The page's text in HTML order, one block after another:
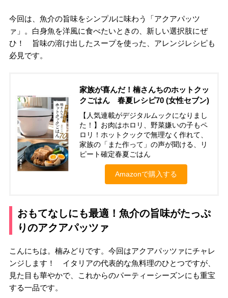
今回は、魚介の旨味をシンプルに味わう「アクアパッツ
ァ」。白身魚を洋風に食べたいときの、新しい選択肢にぜ
ひ！ 旨味の溶け出したスープを使った、アレンジレシピも
必見です。
家族が喜んだ！楠さんちのホットクッ
クごはん 春夏レシピ70 (女性セブン)
【人気連載がデジタルムックになりまし
た！】お肉はホロリ、野菜嫌いの子もペ
ロリ！ホットクックで無理なく作れて、
家族の「また作って」の声が聞ける、リ
ピート確定春夏ごはん
Amazonで購入する
おもてなしにも最適！魚介の旨味がたっぷ
りのアクアパッツァ
こんにちは。楠みどりです。今回はアクアパッツァにチャレ
ンジします！ イタリアの代表的な魚料理のひとつですが、
見た目も華やかで、これからのパーティーシーズンにも重宝
する一品です。